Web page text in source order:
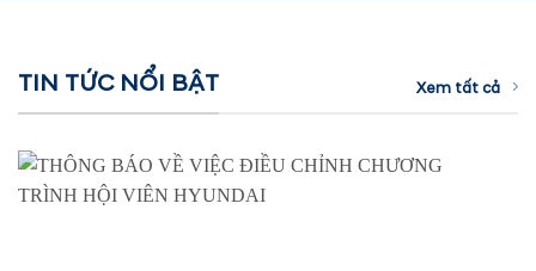
TIN TỨC NỔI BẬT Xem tất cả